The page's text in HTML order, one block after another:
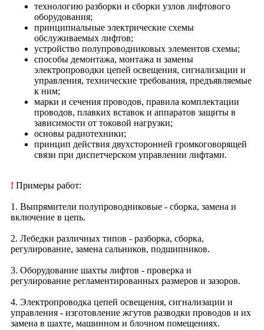
технологию разборки и сборки узлов лифтового
оборудования;
принципиальные электрические схемы
обслуживаемых лифтов;
устройство полупроводниковых элементов схемы;
способы демонтажа, монтажа и замены
электропроводки цепей освещения, сигнализации и
управления, технические требования, предъявляемые
к ним;
марки и сечения проводов, правила комплектации
проводов, плавких вставок и аппаратов защиты в
зависимости от токовой нагрузки;
основы радиотехники;
принцип действия двухсторонней громкоговорящей
связи при диспетчерском управлении лифтами.
! Примеры работ:
1. Выпрямители полупроводниковые - сборка, замена и
включение в цепь.
2. Лебедки различных типов - разборка, сборка,
регулирование, замена сальников, подшипников.
3. Оборудование шахты лифтов - проверка и
регулирование регламентированных размеров и зазоров.
4. Электропроводка цепей освещения, сигнализации и
управления - изготовление жгутов разводки проводов и их
замена в шахте, машинном и блочном помещениях.